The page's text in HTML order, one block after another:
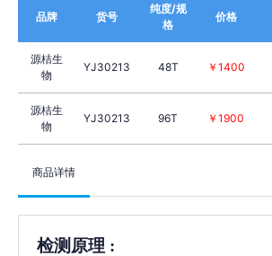
品牌 货号
纯度/规
格
价格
源桔生
物
YJ30213 48T ￥1400
源桔生
物
YJ30213 96T ￥1900
商品详情
检测原理 :